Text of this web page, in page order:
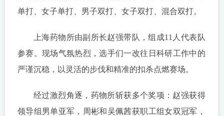
单打、女子单打、男子双打、女子双打、混合双打。
上海药物所由副所长赵强带队，组成11人代表队
参赛。现场气氛热烈，选手们一改往日科研工作中的
严谨沉稳，以灵活的步伐和精准的扣杀点燃赛场。
经过激烈角逐，药物所斩获多个奖项：赵强获得
领导组男单亚军，周彬和吴佩茜获职工组女双冠军，